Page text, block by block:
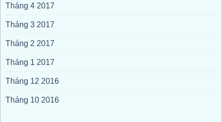
Tháng 4 2017
Tháng 3 2017
Tháng 2 2017
Tháng 1 2017
Tháng 12 2016
Tháng 10 2016